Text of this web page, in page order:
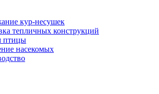
кур-несушек
тепличных конструкций
птицы
насекомых